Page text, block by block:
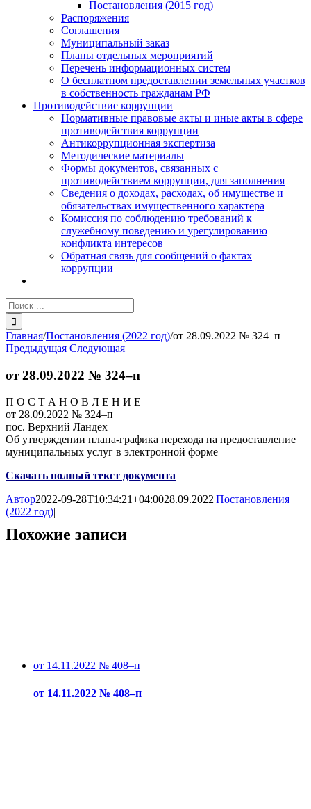
Постановления (2015 год)
Распоряжения
Соглашения
Муниципальный заказ
Планы отдельных мероприятий
Перечень информационных систем
О бесплатном предоставлении земельных участков
в собственность гражданам РФ
Противодействие коррупции
Нормативные правовые акты и иные акты в сфере
противодействия коррупции
Антикоррупционная экспертиза
Методические материалы
Формы документов, связанных с
противодействием коррупции, для заполнения
Сведения о доходах, расходах, об имуществе и
обязательствах имущественного характера
Комиссия по соблюдению требований к
служебному поведению и урегулированию
конфликта интересов
Обратная связь для сообщений о фактах
коррупции
Результат
поиска:
Главная/Постановления (2022 год)/от 28.09.2022 № 324–п
Предыдущая Следующая
от 28.09.2022 № 324–п
П О С Т А Н О В Л Е Н И Е
от 28.09.2022 № 324–п
пос. Верхний Ландех
Об утверждении плана-графика перехода на предоставление
муниципальных услуг в электронной форме
Скачать полный текст документа
Автор2022-09-28T10:34:21+04:0028.09.2022|Постановления
(2022 год)|
Похожие записи
от 14.11.2022 № 408–п
от 14.11.2022 № 408–п